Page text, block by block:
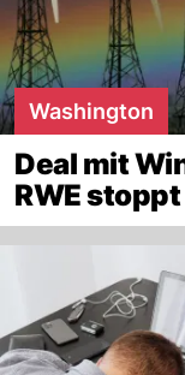
Washington
Deal mit
RWE